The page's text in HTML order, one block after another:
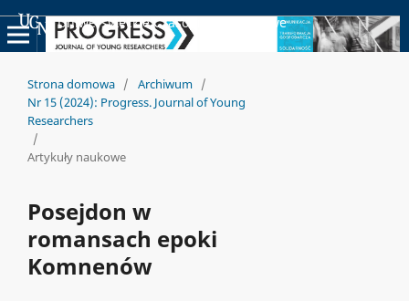
Uniwersyteckie Czasopisma Naukowe
Strona domowa / Archiwum /
Nr 15 (2024): Progress. Journal of Young
Researchers
/
Artykuły naukowe
Posejdon w
romansach epoki
Komnenów